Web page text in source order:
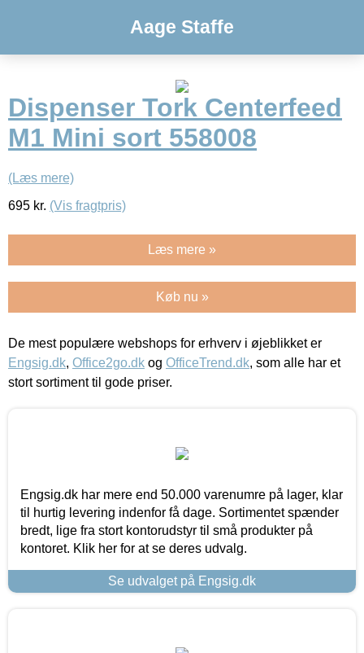
Aage Staffe
Dispenser Tork Centerfeed
M1 Mini sort 558008
(Læs mere)
695 kr. (Vis fragtpris)
Læs mere »
Køb nu »
De mest populære webshops for erhverv i øjeblikket er
Engsig.dk, Office2go.dk og OfficeTrend.dk, som alle har et
stort sortiment til gode priser.
Engsig.dk har mere end 50.000 varenumre på lager, klar
til hurtig levering indenfor få dage. Sortimentet spænder
bredt, lige fra stort kontorudstyr til små produkter på
kontoret. Klik her for at se deres udvalg.
Se udvalget på Engsig.dk